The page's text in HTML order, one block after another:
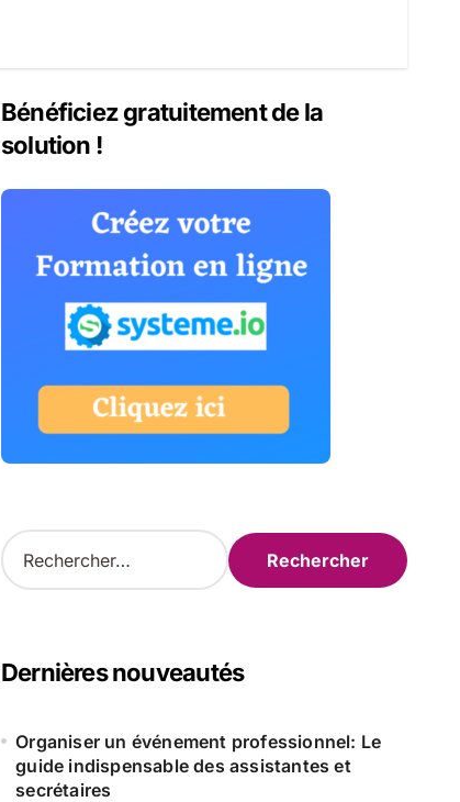
Bénéficiez gratuitement de la
solution !
R
e
r
c
e
Dernières nouveautés
Organiser un événement professionnel: Le
guide indispensable des assistantes et
secrétaires